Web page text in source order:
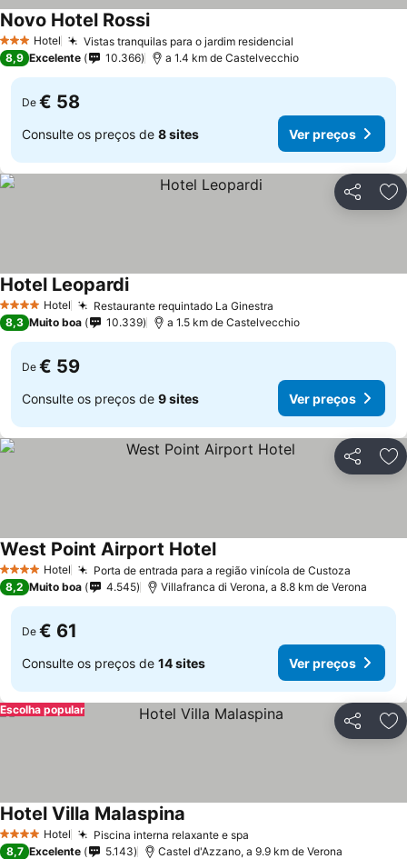
3 EstrelasHotel Vistas tranquilas para o jardim residencial
Novo Hotel RossiVer preços
8,9 Excelente 10.366 a 1.4 km de Castelvecchio
De € 58
Consulte os preços de 8 sites Ver preços
Partilhar
4 EstrelasHotel Restaurante requintado La Ginestra
Hotel LeopardiVer preços
8,3 Muito boa 10.339 a 1.5 km de Castelvecchio
De € 59
Consulte os preços de 9 sites Ver preços
Partilhar
4 EstrelasHotel Porta de entrada para a região vinícola de Custoza
West Point Airport HotelVer preços
8,2 Muito boa 4.545 Villafranca di Verona, a 8.8 km de Verona
De € 61
Consulte os preços de 14 sites Ver preços
Partilhar
Escolha popular
4 EstrelasHotel Piscina interna relaxante e spa
Hotel Villa Malaspina
8,7 Excelente 5.143 Castel d'Azzano, a 9.9 km de Verona